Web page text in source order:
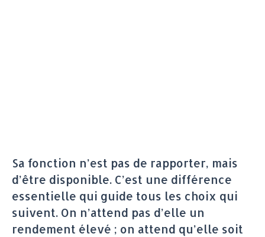
Sa fonction n’est pas de rapporter, mais
d’être disponible. C’est une différence
essentielle qui guide tous les choix qui
suivent. On n’attend pas d’elle un
rendement élevé ; on attend qu’elle soit